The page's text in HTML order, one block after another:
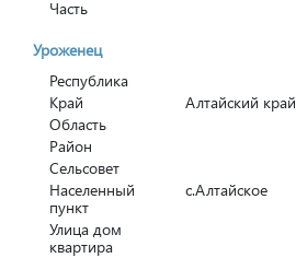
Часть
Уроженец
Республика
Край
Алтайский край
Область
Район
Сельсовет
Населенный
пункт
с.Алтайское
Улица дом
квартира